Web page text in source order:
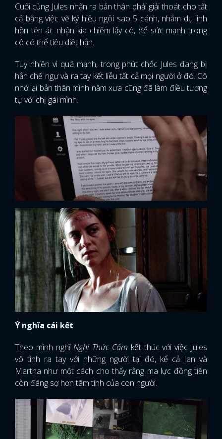
Cuối cùng Jules nhận ra bản thân phải giải thoát cho tất
cả bằng việc vẽ ký hiệu ngôi sao 5 cánh, nhằm dụ linh
hồn tên ác nhân kia chiếm lấy cô, để sức mạnh trong
cô có thể tiêu diệt hắn.
Tuy nhiên vì quá mạnh, trong phút chốc Jules đang bị
hắn chế ngự và ra tay kết liễu tất cả mọi người ở đó. Cô
nhớ lại bản thân mình năm xưa cũng đã làm điều tương
tự với chị gái mình.
Ý nghĩa cái kết
Theo mình nghĩNghi Thức Cấm kết thúc với việc Jules
vô tình ra tay với những người tại đó, kể cả Ian và
Martha như một cách cho thấy rằng ma lực đồng tiền
còn đáng sợ hơn tâm tính của con người.